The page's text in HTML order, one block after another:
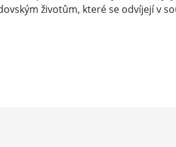
životům, které se odvíjejí v